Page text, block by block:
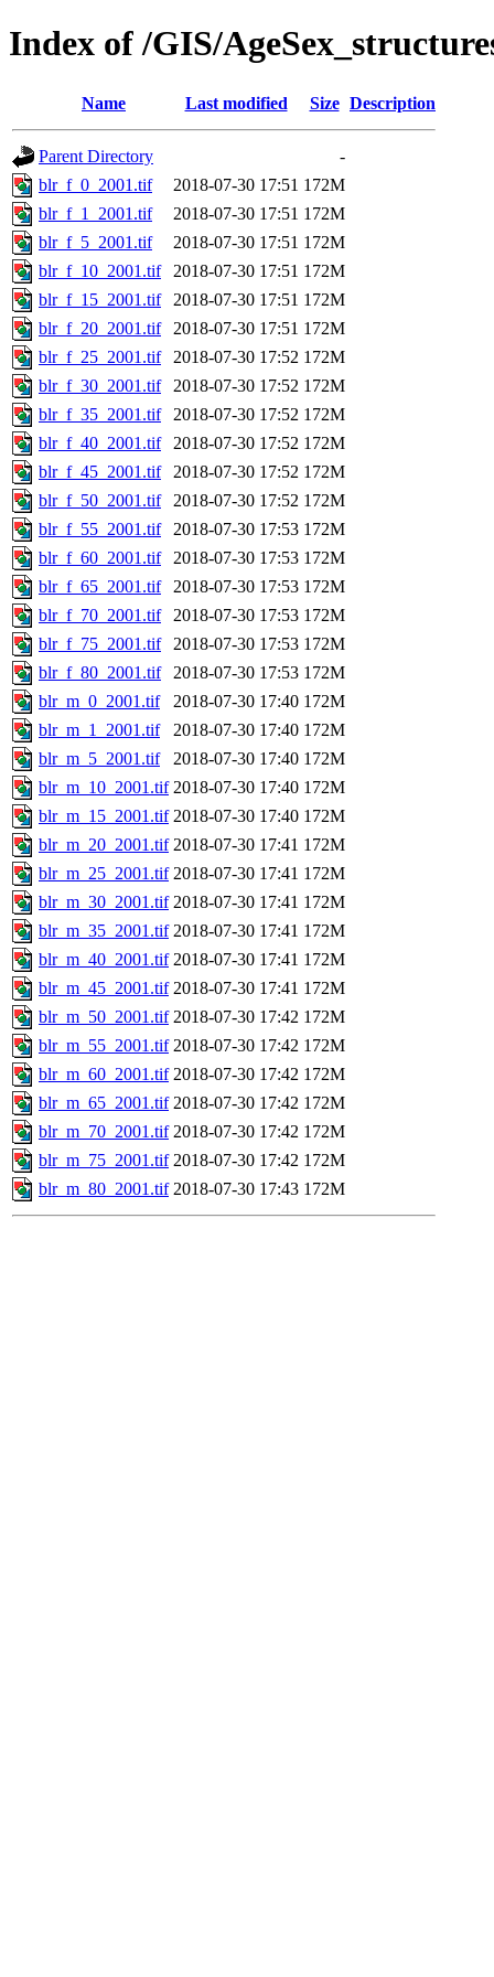
Index of /GIS/
Name Last modified Size Description
Parent Directory
-
blr_f_0_2001.tif
2018-07-30 17:51 172M
blr_f_1_2001.tif
2018-07-30 17:51 172M
blr_f_5_2001.tif
2018-07-30 17:51 172M
blr_f_10_2001.tif
2018-07-30 17:51 172M
blr_f_15_2001.tif
2018-07-30 17:51 172M
blr_f_20_2001.tif
2018-07-30 17:51 172M
blr_f_25_2001.tif
2018-07-30 17:52 172M
blr_f_30_2001.tif
2018-07-30 17:52 172M
blr_f_35_2001.tif
2018-07-30 17:52 172M
blr_f_40_2001.tif
2018-07-30 17:52 172M
blr_f_45_2001.tif
2018-07-30 17:52 172M
blr_f_50_2001.tif
2018-07-30 17:52 172M
blr_f_55_2001.tif
2018-07-30 17:53 172M
blr_f_60_2001.tif
2018-07-30 17:53 172M
blr_f_65_2001.tif
2018-07-30 17:53 172M
blr_f_70_2001.tif
2018-07-30 17:53 172M
blr_f_75_2001.tif
2018-07-30 17:53 172M
blr_f_80_2001.tif
2018-07-30 17:53 172M
blr_m_0_2001.tif
2018-07-30 17:40 172M
blr_m_1_2001.tif
2018-07-30 17:40 172M
blr_m_5_2001.tif
2018-07-30 17:40 172M
blr_m_10_2001.tif 2018-07-30 17:40 172M
blr_m_15_2001.tif 2018-07-30 17:40 172M
blr_m_20_2001.tif 2018-07-30 17:41 172M
blr_m_25_2001.tif 2018-07-30 17:41 172M
blr_m_30_2001.tif 2018-07-30 17:41 172M
blr_m_35_2001.tif 2018-07-30 17:41 172M
blr_m_40_2001.tif 2018-07-30 17:41 172M
blr_m_45_2001.tif 2018-07-30 17:41 172M
blr_m_50_2001.tif 2018-07-30 17:42 172M
blr_m_55_2001.tif 2018-07-30 17:42 172M
blr_m_60_2001.tif 2018-07-30 17:42 172M
blr_m_65_2001.tif 2018-07-30 17:42 172M
blr_m_70_2001.tif 2018-07-30 17:42 172M
blr_m_75_2001.tif 2018-07-30 17:42 172M
blr_m_80_2001.tif 2018-07-30 17:43 172M